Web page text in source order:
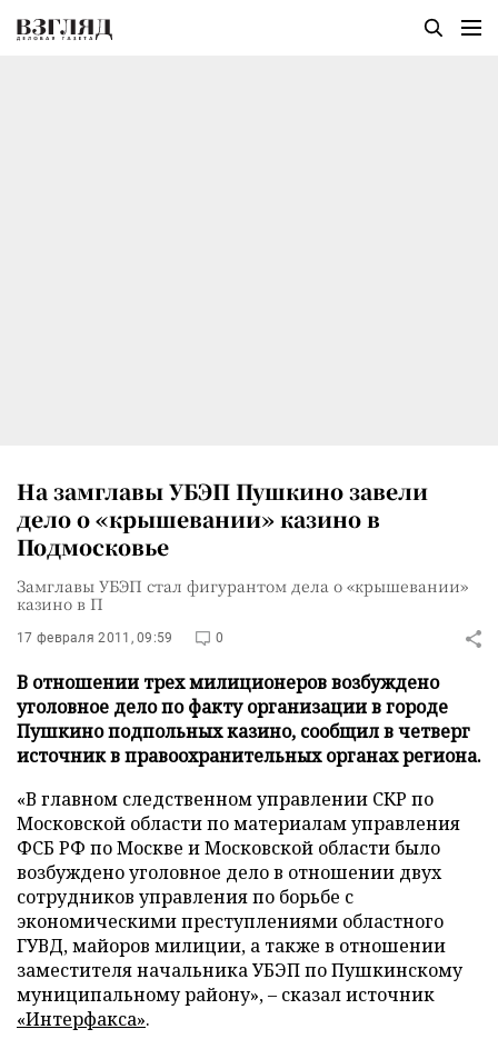
На замглавы УБЭП Пушкино завели
дело о «крышевании» казино в
Подмосковье
Замглавы УБЭП стал фигурантом дела о «крышевании»
казино в П
17 февраля 2011, 09:59 0
В отношении трех милиционеров возбуждено
уголовное дело по факту организации в городе
Пушкино подпольных казино, сообщил в четверг
источник в правоохранительных органах региона.
«В главном следственном управлении СКР по
Московской области по материалам управления
ФСБ РФ по Москве и Московской области было
возбуждено уголовное дело в отношении двух
сотрудников управления по борьбе с
экономическими преступлениями областного
ГУВД, майоров милиции, а также в отношении
заместителя начальника УБЭП по Пушкинскому
муниципальному району»,– сказал источник
«Интерфакса».